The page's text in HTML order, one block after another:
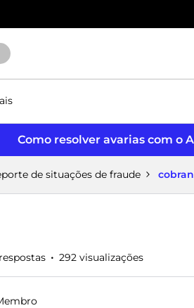
Como resolver avarias com o
de situações de fraude
292 visualizações